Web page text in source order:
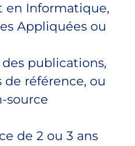
en Informatique,
Appliquées ou
publications,
référence, ou
source
de 2 ou 3 ans